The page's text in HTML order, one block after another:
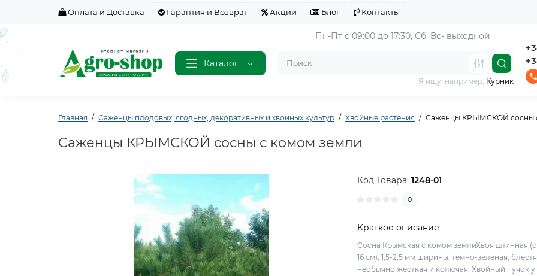
Оплата и Доставка Гарантия и Возврат Акции Блог Контакты
Каталог
Пн-Пт с 09:00 до 17:30, Сб, Вс- выходной
Я ищу, например, Курник
Главная Саженцы плодовых, ягодных, декоративных и хвойных культур Хвойные растения Саженцы КРЫМСКОЙ сосны
Саженцы КРЫМСКОЙ сосны с комом земли
Код Товара:1248-01
0
Краткое описание
Сосна Крымская с комом землиХвоя длинная
16 см), 1,5-2,5 мм ширины, темно-зеленая,
необычно жесткая и колючая. Хвойный пучок у